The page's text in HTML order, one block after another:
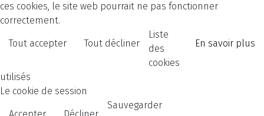
ces cookies, le site web pourrait ne pas fonctionner
correctement.
Tout accepter Tout décliner En savoir plus
Liste
des
cookies
utilisés
Le cookie de session
Sauvegarder